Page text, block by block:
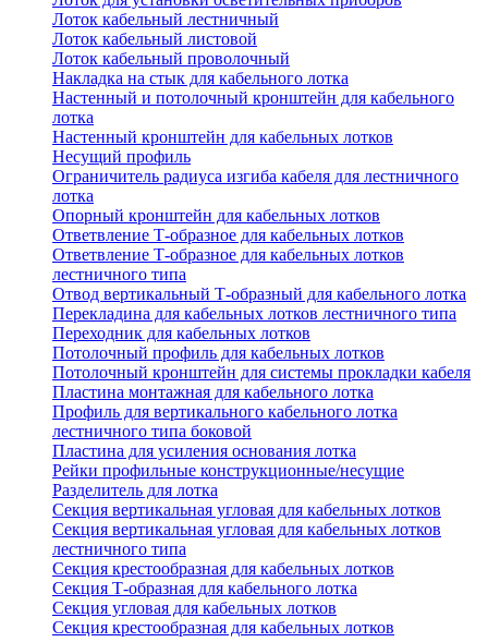
Лоток кабельный лестничный
Лоток кабельный листовой
Лоток кабельный проволочный
Накладка на стык для кабельного лотка
Настенный и потолочный кронштейн для кабельного
лотка
Настенный кронштейн для кабельных лотков
Несущий профиль
Ограничитель радиуса изгиба кабеля для лестничного
лотка
Опорный кронштейн для кабельных лотков
Ответвление Т-образное для кабельных лотков
Ответвление Т-образное для кабельных лотков
лестничного типа
Отвод вертикальный Т-образный для кабельного лотка
Перекладина для кабельных лотков лестничного типа
Переходник для кабельных лотков
Потолочный профиль для кабельных лотков
Потолочный кронштейн для системы прокладки кабеля
Пластина монтажная для кабельного лотка
Профиль для вертикального кабельного лотка
лестничного типа боковой
Пластина для усиления основания лотка
Рейки профильные конструкционные/несущие
Разделитель для лотка
Секция вертикальная угловая для кабельных лотков
Секция вертикальная угловая для кабельных лотков
лестничного типа
Секция крестообразная для кабельных лотков
Секция Т-образная для кабельного лотка
Секция угловая для кабельных лотков
Секция крестообразная для кабельных лотков